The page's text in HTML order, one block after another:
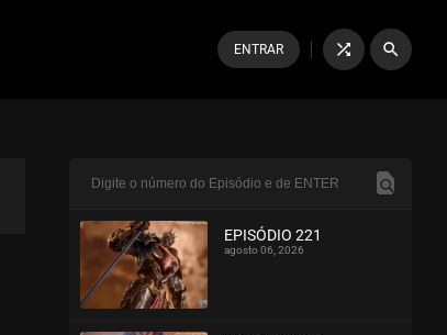
ENTRAR shuffle search
EPISÓDIO 221
agosto 06, 2026